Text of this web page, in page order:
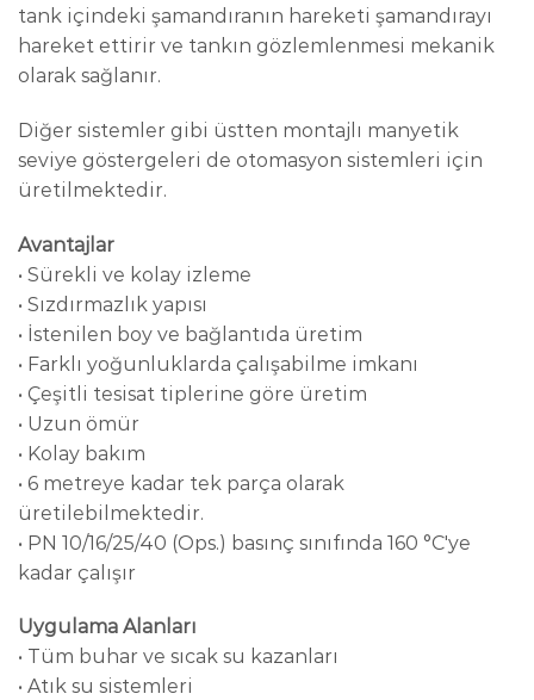
tank içindeki şamandıranın hareketi şamandırayı
hareket ettirir ve tankın gözlemlenmesi mekanik
olarak sağlanır.
Diğer sistemler gibi üstten montajlı manyetik
seviye göstergeleri de otomasyon sistemleri için
üretilmektedir.
Avantajlar
• Sürekli ve kolay izleme
• Sızdırmazlık yapısı
• İstenilen boy ve bağlantıda üretim
• Farklı yoğunluklarda çalışabilme imkanı
• Çeşitli tesisat tiplerine göre üretim
• Uzun ömür
• Kolay bakım
• 6 metreye kadar tek parça olarak
üretilebilmektedir.
• PN 10/16/25/40 (Ops.) basınç sınıfında 160 °C'ye
kadar çalışır
Uygulama Alanları
• Tüm buhar ve sıcak su kazanları
• Atık su sistemleri